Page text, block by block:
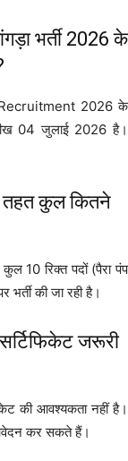
भर्ती 2026 के
2026 के
04 जुलाई 2026 है।
तहत कुल कितने
10 रिक्त पदों (पैरा पंप
की जा रही है।
जरूरी
की आवश्यकता नहीं है।
कर सकते हैं।